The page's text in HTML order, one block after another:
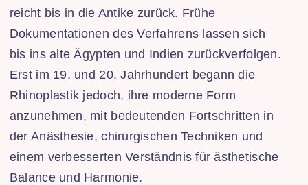
reicht bis in die Antike zurück. Frühe
Dokumentationen des Verfahrens lassen sich
bis ins alte Ägypten und Indien zurückverfolgen.
Erst im 19. und 20. Jahrhundert begann die
Rhinoplastik jedoch, ihre moderne Form
anzunehmen, mit bedeutenden Fortschritten in
der Anästhesie, chirurgischen Techniken und
einem verbesserten Verständnis für ästhetische
Balance und Harmonie.